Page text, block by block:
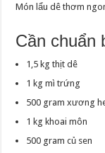
Món lẩu dê thơm
Cần chuẩn
1,5 kg thịt dê
1 kg mì trứng
500 gram xương
1 kg khoai môn
500 gram củ sen